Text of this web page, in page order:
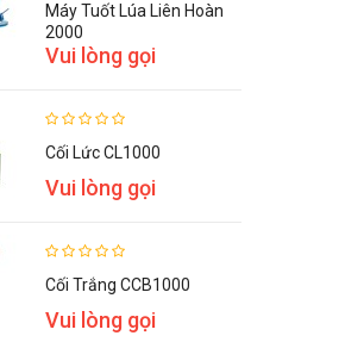
Máy Tuốt Lúa Liên Hoàn
2000
Vui lòng gọi
Cối Lức CL1000
Vui lòng gọi
Cối Trắng CCB1000
Vui lòng gọi